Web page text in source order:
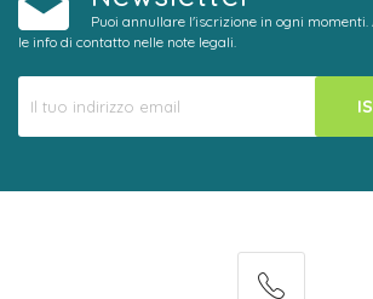
Puoi annullare l'iscrizione in ogni momenti.
le info di contatto nelle note legali.